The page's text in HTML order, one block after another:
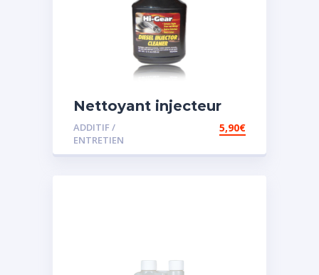
Nettoyant injecteur
diesel
ADDITIF /
ENTRETIEN
5,90€